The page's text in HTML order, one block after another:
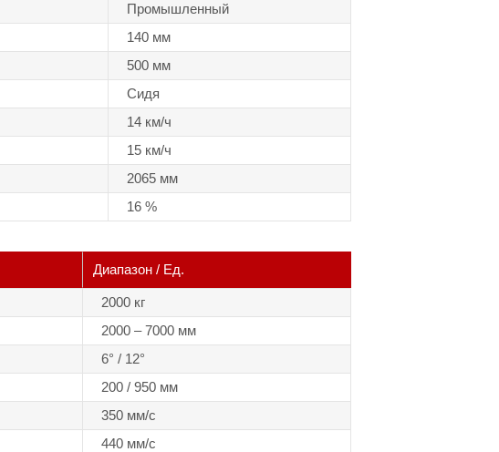
Промышленный
140 мм
500 мм
Сидя
14 км/ч
15 км/ч
2065 мм
16 %
Диапазон / Ед.
2000 кг
2000 – 7000 мм
6° / 12°
200 / 950 мм
350 мм/с
440 мм/с